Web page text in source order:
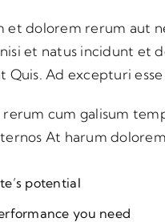
et dolorem rerum aut
et natus incidunt et
Ad excepturi
cum galisum
At harum
potential
you need